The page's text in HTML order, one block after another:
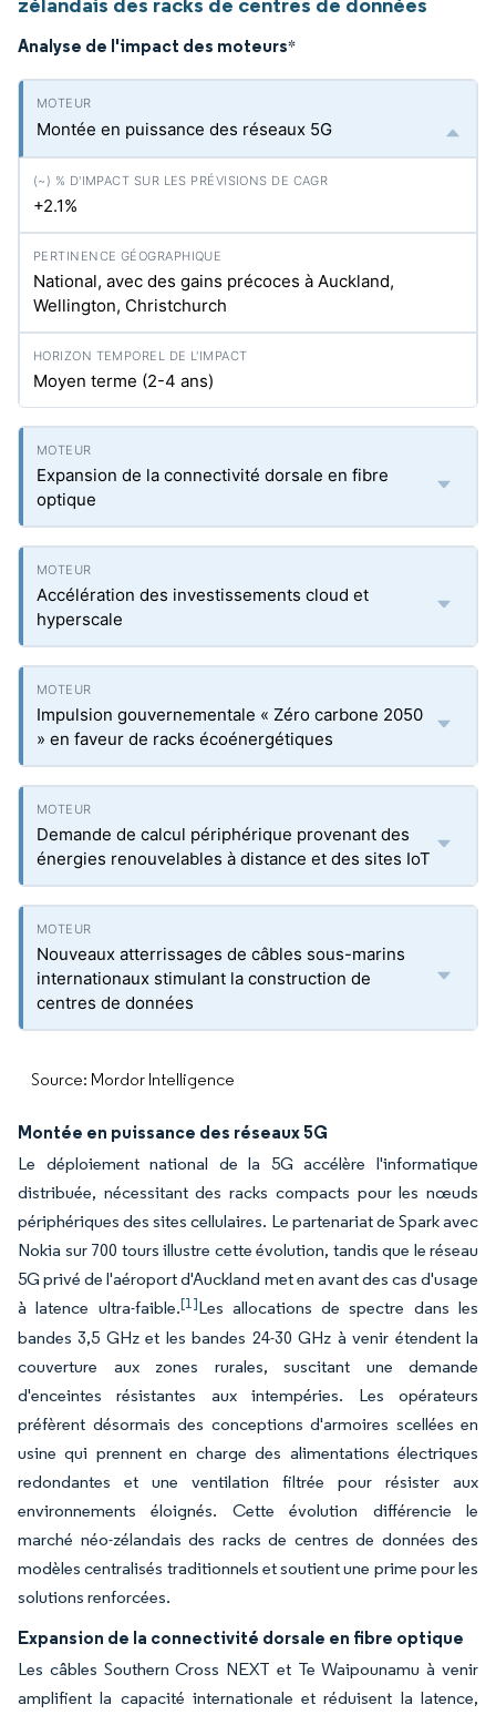
Analyse de l'impact des moteurs*
Montée en puissance des réseaux 5G
+2.1%
National, avec des gains précoces à Auckland,
Wellington, Christchurch
Moyen terme (2-4 ans)
Expansion de la connectivité dorsale en fibre
optique
Accélération des investissements cloud et
hyperscale
Impulsion gouvernementale « Zéro carbone 2050
» en faveur de racks écoénergétiques
Demande de calcul périphérique provenant des
énergies renouvelables à distance et des sites IoT
Nouveaux atterrissages de câbles sous-marins
internationaux stimulant la construction de
centres de données
Source: Mordor Intelligence
Montée en puissance des réseaux 5G
Le déploiement national de la 5G accélère l'informatique
distribuée, nécessitant des racks compacts pour les nœuds
périphériques des sites cellulaires. Le partenariat de Spark avec
Nokia sur 700 tours illustre cette évolution, tandis que le réseau
5G privé de l'aéroport d'Auckland met en avant des cas d'usage
à latence ultra-faible.[1]Les allocations de spectre dans les
bandes 3,5 GHz et les bandes 24-30 GHz à venir étendent la
couverture aux zones rurales, suscitant une demande
d'enceintes résistantes aux intempéries. Les opérateurs
préfèrent désormais des conceptions d'armoires scellées en
usine qui prennent en charge des alimentations électriques
redondantes et une ventilation filtrée pour résister aux
environnements éloignés. Cette évolution différencie le
marché néo-zélandais des racks de centres de données des
modèles centralisés traditionnels et soutient une prime pour les
solutions renforcées.
Expansion de la connectivité dorsale en fibre optique
Les câbles Southern Cross NEXT et Te Waipounamu à venir
amplifient la capacité internationale et réduisent la latence,